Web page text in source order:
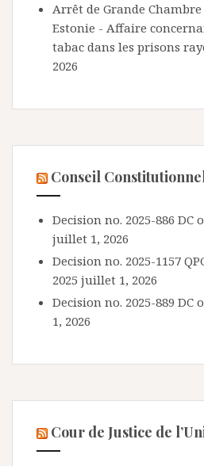
Arrêt de Grande
Estonie - Affaire
tabac dans les prisons
2026
Conseil
Decision no. 2025-886 DC
juillet 1, 2026
Decision no. 2025-1157
2025 juillet 1, 2026
Decision no. 2025-889 DC
1, 2026
Cour de Justice de